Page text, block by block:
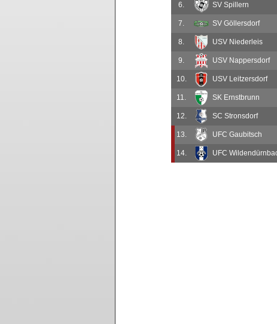
6. SV Spillern
7. SV Göllersdorf
8. USV Niederleis
9. USV Nappersdorf
10. USV Leitzersdorf
11. SK Ernstbrunn
12. SC Stronsdorf
13. UFC Gaubitsch
14. UFC